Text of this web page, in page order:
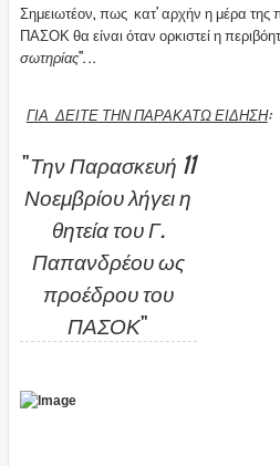
Σημειωτέον, πως κατ' αρχήν η μέρα της
ΠΑΣΟΚ θα είναι όταν ορκιστεί η
σωτηρίας".. .
ΓΙΑ ΔΕΙΤΕ ΤΗΝ ΠΑΡΑΚΑΤΩ ΕΙΔΗΣΗ:
"Την Παρασκευή 11
Νοεμβρίου λήγει η
θητεία του Γ.
Παπανδρέου ως
προέδρου του
ΠΑΣΟΚ"